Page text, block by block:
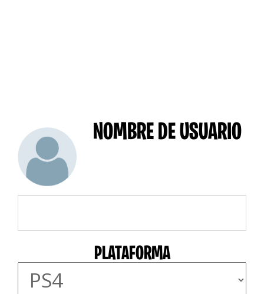
NOMBRE DE USUARIO
PLATAFORMA